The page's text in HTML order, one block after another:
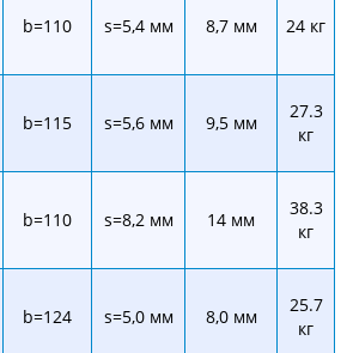
b=110 s=5,4 мм 8,7 мм 24 кг
b=115 s=5,6 мм 9,5 мм
27.3
кг
b=110 s=8,2 мм 14 мм
38.3
кг
b=124 s=5,0 мм 8,0 мм
25.7
кг